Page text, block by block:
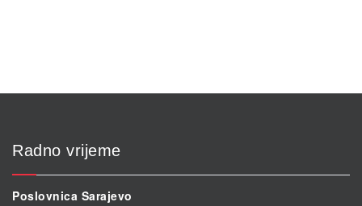
Radno vrijeme
Poslovnica Sarajevo